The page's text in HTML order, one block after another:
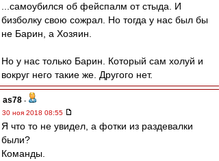
...самоубился об фейспалм от стыда. И
бизболку свою сожрал. Но тогда у нас был бы
не Барин, а Хозяин.
Но у нас только Барин. Который сам холуй и
вокруг него такие же. Другого нет.
as78 -
30 ноя 2018 08:55
Я что то не увидел, а фотки из раздевалки
были?
Команды.